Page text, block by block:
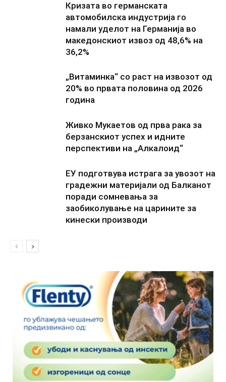
Кризата во германската
автомобилска индустрија го
намали уделот на Германија во
македонскиот извоз од 48,6% на
36,2%
„Витаминка“ со раст на извозот од
20% во првата половина од 2026
година
Живко Мукаетов од прва рака за
берзанскиот успех и идните
перспективи на „Алкалоид“
ЕУ подготвува истрага за увозот на
градежни материјали од Балканот
поради сомневања за
заобиколување на царините за
кинески производи